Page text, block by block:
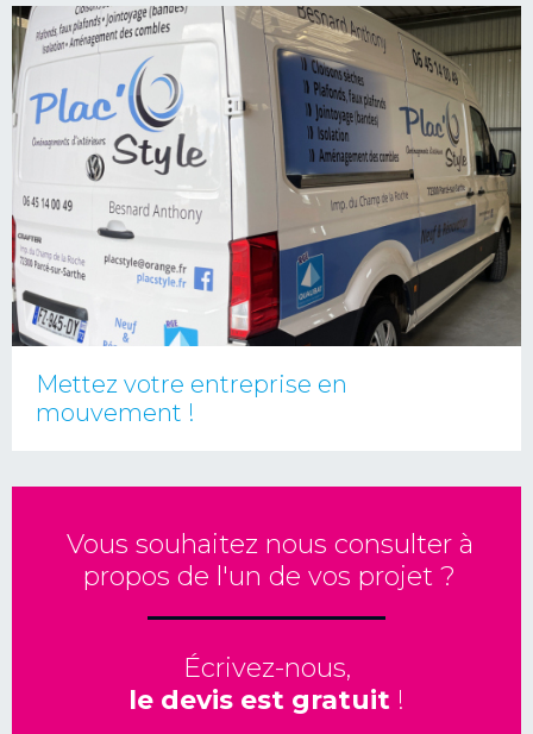
Mettez votre entreprise en
mouvement !
Vous souhaitez nous consulter à
propos de l'un de vos projet ?
Écrivez-nous,
le devis est gratuit !